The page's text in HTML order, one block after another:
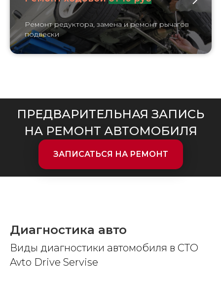
Ремонт редуктора, замена и ремонт рычагов
подвески
ПРЕДВАРИТЕЛЬНАЯ ЗАПИСЬ
НА РЕМОНТ АВТОМОБИЛЯ
ЗАПИСАТЬСЯ НА РЕМОНТ
Диагностика авто
Виды диагностики автомобиля в СТО
Avto Drive Servise